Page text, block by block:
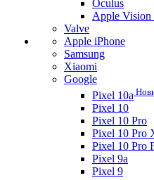
Oculus
Apple Vision
Valve
Apple iPhone
Samsung
Xiaomi
Google
Pixel 10a
Pixel 10
Pixel 10 Pro
Pixel 10 Pro
Pixel 10 Pro
Pixel 9a
Pixel 9